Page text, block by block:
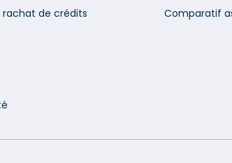
de crédits
Comparatif